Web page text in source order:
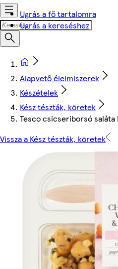
Ugrás a fő tartalomra
Ugrás a kereséshez
Alapvető élelmiszerek
Készételek
Kész tészták, köretek
Tesco csicseriborsó
Vissza a Kész tészták, köretek